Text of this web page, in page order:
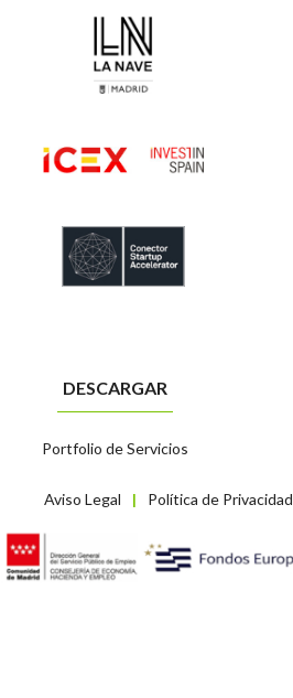
Aviso Legal | Política de Privacidad
DESCARGAR
Portfolio de Servicios